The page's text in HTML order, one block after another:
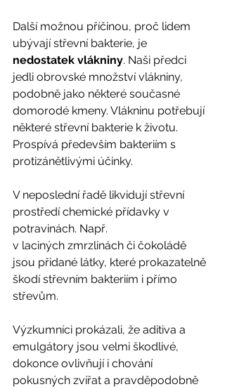
Další možnou příčinou, proč lidem
ubývají střevní bakterie, je
nedostatek vlákniny. Naši předci
jedli obrovské množství vlákniny,
podobně jako některé současné
domorodé kmeny. Vlákninu potřebují
některé střevní bakterie k životu.
Prospívá především bakteriím s
protizánětlivými účinky.
V neposlední řadě likvidují střevní
prostředí chemické přídavky v
potravinách. Např.
v laciných zmrzlinách či čokoládě
jsou přidané látky, které prokazatelně
škodí střevním bakteriím i přímo
střevům.
Výzkumníci prokázali, že aditiva a
emulgátory jsou velmi škodlivé,
dokonce ovlivňují i chování
pokusných zvířat a pravděpodobně